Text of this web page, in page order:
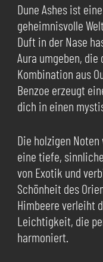
Dune Ashes ist
geheimnisvolle
Duft in der Nase
Aura umgeben, die
Kombination aus
Benzoe erzeugt
dich in einen
Die holzigen Noten
eine tiefe,
von Exotik und
Schönheit des
Himbeere verleiht
Leichtigkeit, die
harmoniert.